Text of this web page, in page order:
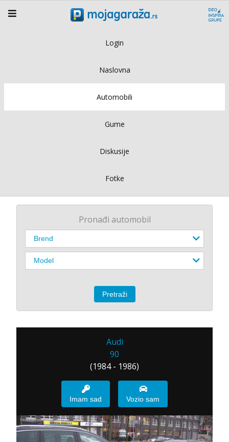
Login
Naslovna
Automobili
Gume
Diskusije
Fotke
Pronađi automobil
Audi
90
(1984 - 1986)
Imam sad Vozio sam